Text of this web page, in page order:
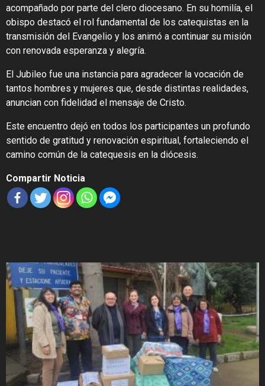
acompañado por parte del clero diocesano. En su homilía, el
obispo destacó el rol fundamental de los catequistas en la
transmisión del Evangelio y los animó a continuar su misión
con renovada esperanza y alegría.
El Jubileo fue una instancia para agradecer la vocación de
tantos hombres y mujeres que, desde distintas realidades,
anuncian con fidelidad el mensaje de Cristo.
Este encuentro dejó en todos los participantes un profundo
sentido de gratitud y renovación espiritual, fortaleciendo el
camino común de la catequesis en la diócesis.
Compartir Noticia